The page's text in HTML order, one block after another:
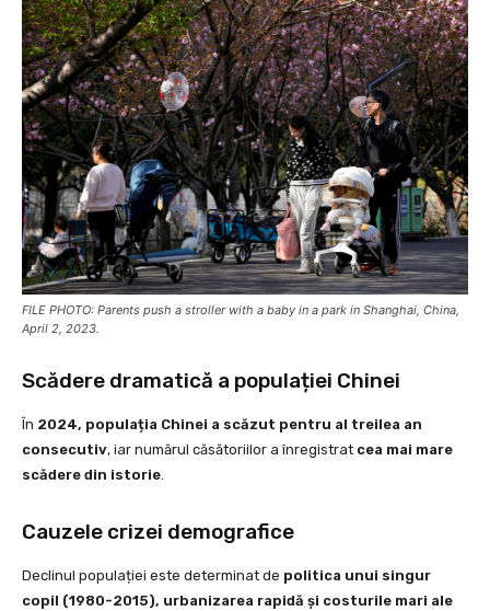
FILE PHOTO: Parents push a stroller with a baby in a park in Shanghai, China,
April 2, 2023.
Scădere dramatică a populației Chinei
În 2024, populația Chinei a scăzut pentru al treilea an
consecutiv, iar numărul căsătoriilor a înregistrat cea mai mare
scădere din istorie.
Cauzele crizei demografice
Declinul populației este determinat de politica unui singur
copil (1980-2015), urbanizarea rapidă și costurile mari ale